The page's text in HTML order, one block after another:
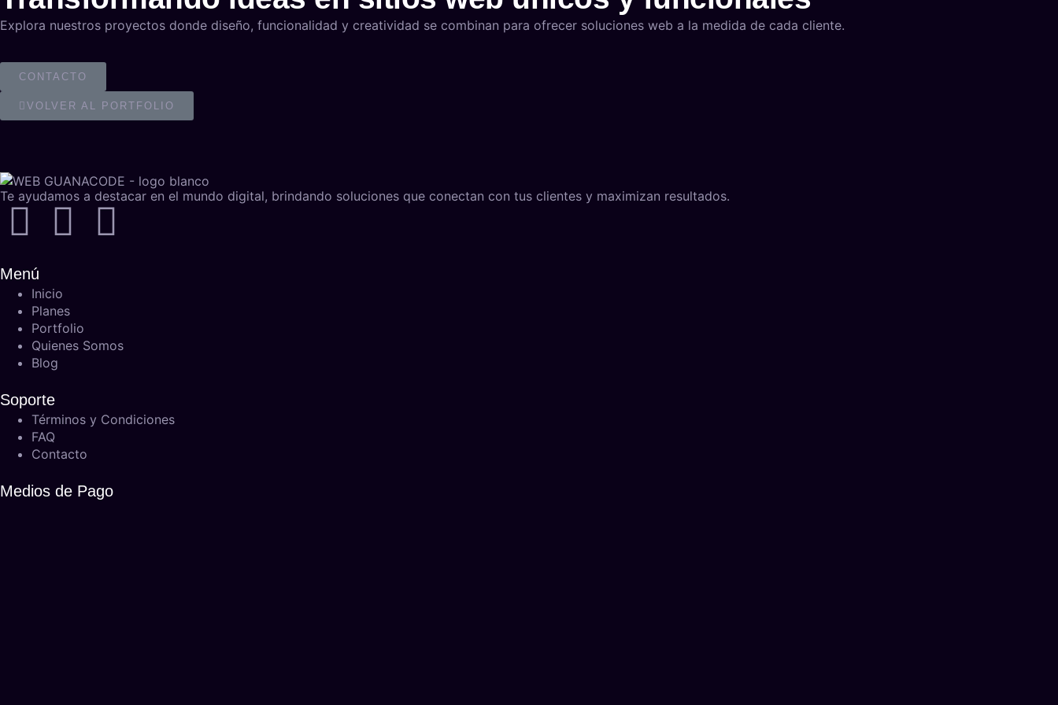
Explora nuestros proyectos donde diseño, funcionalidad y creatividad se combinan para ofrecer soluciones web a la medida de cada cliente.
CONTACTO
VOLVER AL PORTFOLIO
Te ayudamos a destacar en el mundo digital, brindando soluciones que conectan con tus clientes y maximizan resultados.
Menú
Inicio
Planes
Portfolio
Quienes Somos
Blog
Soporte
Términos y Condiciones
FAQ
Contacto
Medios de Pago